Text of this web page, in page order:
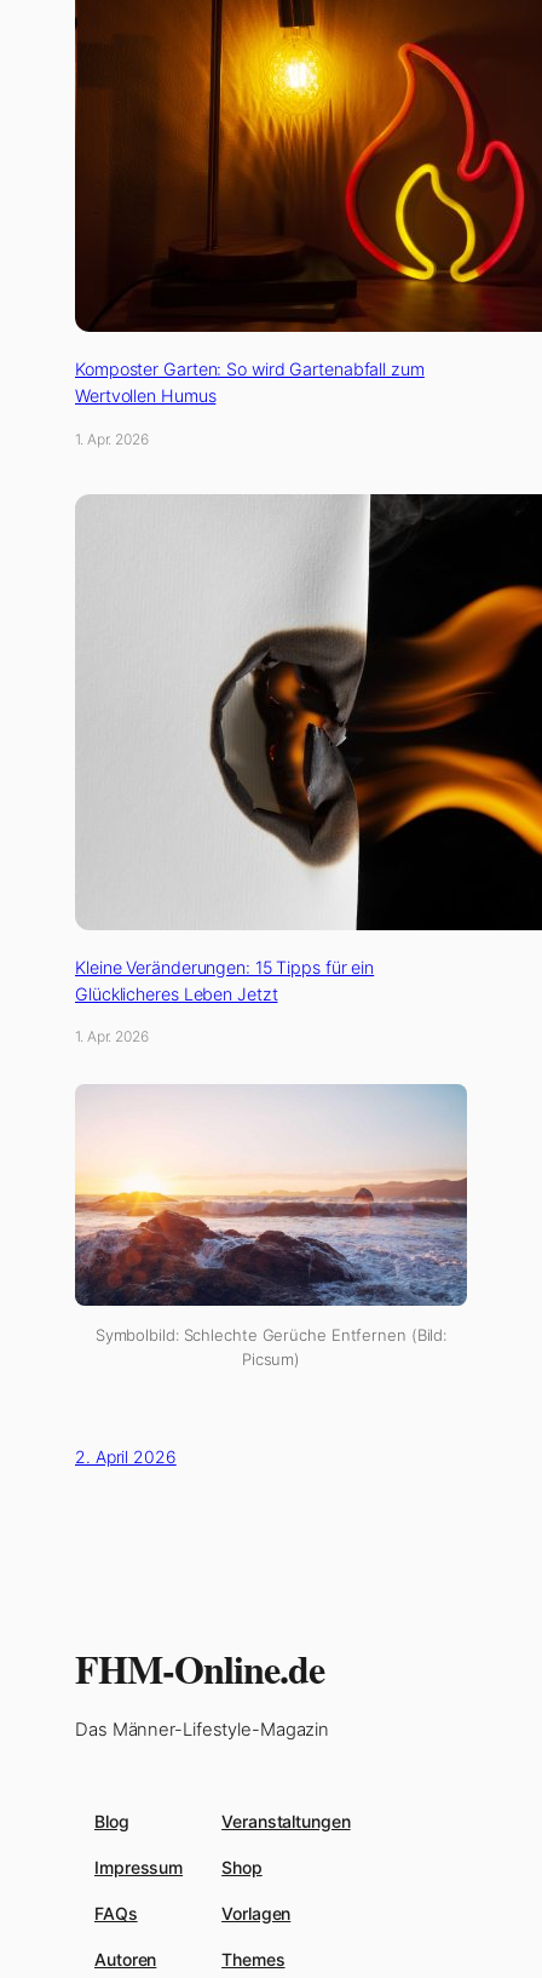
Komposter Garten: So wird Gartenabfall zum
Wertvollen Humus
1. Apr. 2026
Kleine Veränderungen: 15 Tipps für ein
Glücklicheres Leben Jetzt
1. Apr. 2026
Symbolbild: Schlechte Gerüche Entfernen (Bild:
Picsum)
2. April 2026
FHM-Online.de
Das Männer-Lifestyle-Magazin
Blog
Impressum
FAQs
Autoren
Veranstaltungen
Shop
Vorlagen
Themes